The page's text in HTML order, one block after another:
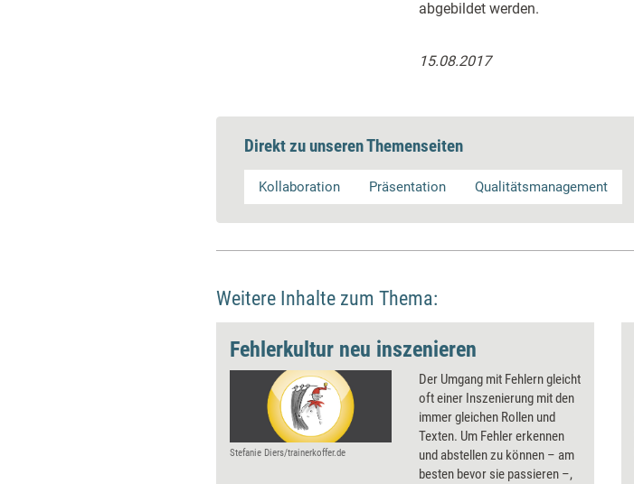
abgebildet werden.
15.08.2017
Direkt zu unseren Themenseiten
Kollaboration Präsentation Qualitätsmanagement
Weitere Inhalte zum Thema:
Fehlerkultur neu inszenieren
Stefanie Diers/trainerkoffer.de
Der Umgang mit Fehlern gleicht
oft einer Inszenierung mit den
immer gleichen Rollen und
Texten. Um Fehler erkennen
und abstellen zu können – am
besten bevor sie passieren –,